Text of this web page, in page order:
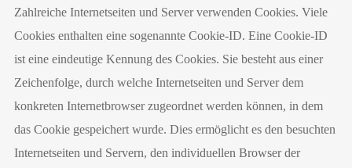
Zahlreiche Internetseiten und Server verwenden Cookies. Viele
Cookies enthalten eine sogenannte Cookie-ID. Eine Cookie-ID
ist eine eindeutige Kennung des Cookies. Sie besteht aus einer
Zeichenfolge, durch welche Internetseiten und Server dem
konkreten Internetbrowser zugeordnet werden können, in dem
das Cookie gespeichert wurde. Dies ermöglicht es den besuchten
Internetseiten und Servern, den individuellen Browser der